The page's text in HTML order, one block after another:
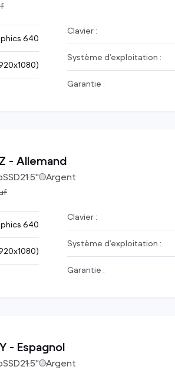
640
(1920x1080)
Clavier :
Système d’exploitation :
Garantie :
- Allemand
SSD21.5" Argent
640
(1920x1080)
Clavier :
Système d’exploitation :
Garantie :
- Espagnol
SSD21.5" Argent